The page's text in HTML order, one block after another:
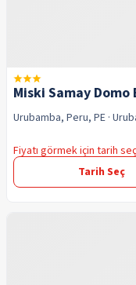
Miski Samay
Urubamba, Peru, PE ·
Fiyatı görmek için tarih
Tarih Seç